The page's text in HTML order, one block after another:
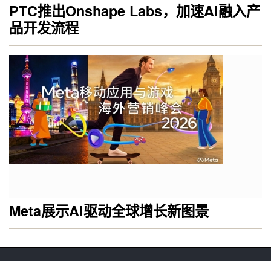
PTC推出Onshape Labs，加速AI融入产
品开发流程
Meta展示AI驱动全球增长新图景